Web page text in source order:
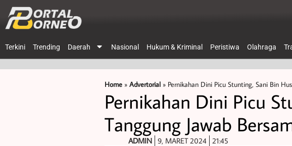
Terkini Trending Daerah Nasional Hukum & Kriminal Peristiwa Olahraga
Home » Advertorial » Pernikahan Dini Picu Stunting, Sani Bin
Pernikahan Dini Picu
Tanggung Jawab
ADMIN 9, MARET 2024 21:45